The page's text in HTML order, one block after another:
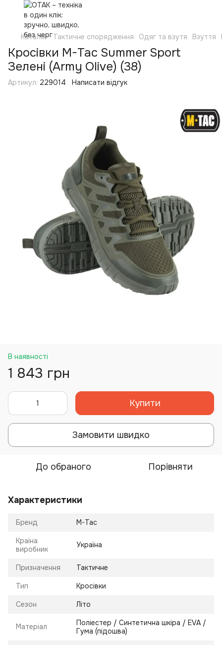
Каталог Тактичне спорядження Одяг та взутя Взуття
Кросівки M-Tac Summer Sport
Зелені (Army Olive) (38)
Артикул: 229014 Написати відгук
В наявності
1 843 грн
Купити
Замовити швидко
До обраного Порівняти
Характеристики
Бренд M-Tac
Країна
виробник
Україна
Призначення Тактичне
Тип Кросівки
Сезон Літо
Матеріал
Поліестер / Синтетична шкіра / EVA /
Гума (підошва)